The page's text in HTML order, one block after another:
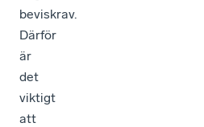
beviskrav.
Därför
är
det
viktigt
att